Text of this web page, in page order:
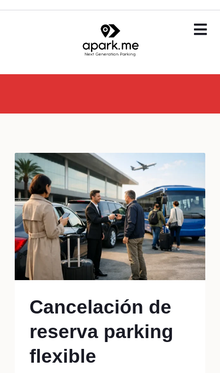
Cancelación de
reserva parking
flexible